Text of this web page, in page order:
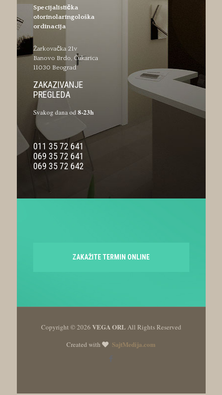
Specijalistička
otorinolaringološka
ordinacija
Žarkovačka 21v
Banovo Brdo, Čukarica
11030 Beograd
ZAKAZIVANJE
PREGLEDA
Svakog dana od 8-23h
011 35 72 641
069 35 72 641
069 35 72 642
ZAKAŽITE TERMIN ONLINE
Copyright ©2026 VEGA ORL All Rights Reserved
Created with
SajtMedija.com